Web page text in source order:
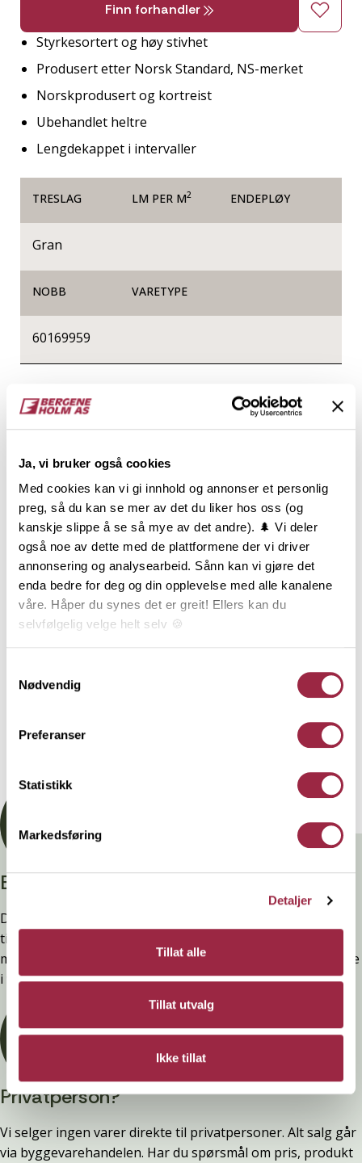
Ja, vi bruker også cookies
Med cookies kan vi gi innhold og annonser et personlig
preg, så du kan se mer av det du liker hos oss (og
kanskje slippe å se så mye av det andre). 🌲 Vi deler
også noe av dette med de plattformene der vi driver
annonsering og analysearbeid. Sånn kan vi gjøre det
enda bedre for deg og din opplevelse med alle kanalene
våre. Håper du synes det er greit! Ellers kan du
selvfølgelig velge helt selv 🍪
Nødvendig
Preferanser
Statistikk
Markedsføring
Detaljer
Tillat alle
Tillat utvalg
Ikke tillat
Finn forhandler
Styrkesortert og høy stivhet
Produsert etter Norsk Standard, NS-merket
Norskprodusert og kortreist
Ubehandlet heltre
Lengdekappet i intervaller
TRESLAG LM PER M2 ENDEPLØY
Gran
NOBB VARETYPE
60169959
Produktinformasjon
Konstruksjonsvirke, ofte kalt K-virke, er sortert med
gjeldende standard for styrkesortering. Varen er
lengdekappet i intervaller, høvlet på alle 4 sider og
har avrundede eller fasede kanter.
Konstruksjonsvirke er CE og NS-merket og
underlagt 3-part kontroll. Styrkeklassen C30 brukes i
hovedsak til produksjon av takstoler. Tekniske
konstruksjoner må beregnes iht. norske standarder
og utføres av kvalifisert personell. Denne varen er
produsert i Norge av PEFC-sertifisert tømmer fra
av karbon er dokumentert gjennom EPD og
Branntestet
Denne kledninger er testet, dokumentert, godkjent og
tilfredsstiller preakseptert ytelse for brann (D-s2,d0) ved
montering. Ytelsen opprettholdes ved å følge anvisningene
i våre FDV-er.
Privatperson?
Vi selger ingen varer direkte til privatpersoner. Alt salg går
via byggevarehandelen. Har du spørsmål om pris, produkt